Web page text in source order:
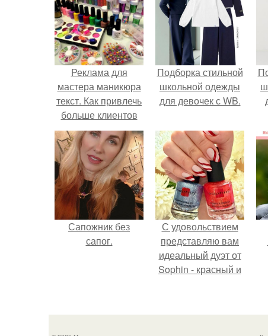
Реклама для
мастера маникюра
текст. Как привлечь
больше клиентов
на маникюр
Подборка стильной
школьной одежды
для девочек с WB.
Сапожник без
сапог.
С удовольствием
представляю вам
идеальный дуэт от
Sophin - красный и
номер 0262.